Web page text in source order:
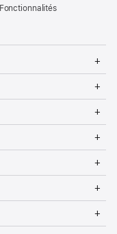
Fonctionnalités